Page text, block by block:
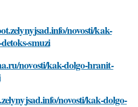
novosti/kak-
smuzi
novosti/kak-dolgo-hranit-
novosti/kak-dolgo-